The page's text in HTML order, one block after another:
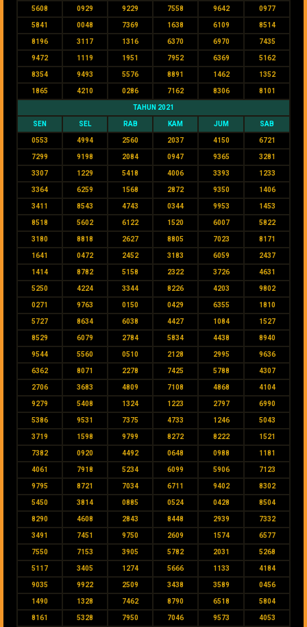
5608 0929 9229 7558 9642 0977
5841 0048 7369 1638 6109 8514
8196 3117 1316 6370 6970 7435
9472 1119 1951 7952 6369 5162
8354 9493 5576 8891 1462 1352
1865 4210 0286 7162 8306 8101
TAHUN 2021
SEN SEL RAB KAM JUM SAB
0553 4994 2560 2037 4150 6721
7299 9198 2084 0947 9365 3281
3307 1229 5418 4006 3393 1233
3364 6259 1568 2872 9350 1406
3411 8543 4743 0344 9953 1453
8518 5602 6122 1520 6007 5822
3180 8818 2627 8805 7023 8171
1641 0472 2452 3183 6059 2437
1414 8782 5158 2322 3726 4631
5250 4224 3344 8226 4203 9802
0271 9763 0150 0429 6355 1810
5727 8634 6038 4427 1084 1527
8529 6079 2784 5834 4438 8940
9544 5560 0510 2128 2995 9636
6362 8071 2278 7425 5788 4307
2706 3683 4809 7108 4868 4104
9279 5408 1324 1223 2797 6990
5386 9531 7375 4733 1246 5043
3719 1598 9799 8272 8222 1521
7382 0920 4492 0648 0988 1181
4061 7918 5234 6099 5906 7123
9795 8721 7034 6711 9402 8302
5450 3814 0885 0524 0428 8504
8290 4608 2843 8448 2939 7332
3491 7451 9750 2609 1574 6577
7550 7153 3905 5782 2031 5268
5117 3405 1274 5666 1133 4184
9035 9922 2509 3438 3589 0456
1490 1328 7462 8790 6518 5804
8161 5328 7950 7046 9573 4053